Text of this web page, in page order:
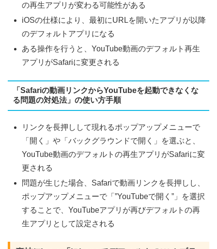
の再生アプリが変わる可能性がある
iOSの仕様により、最初にURLを開いたアプリが以降
のデフォルトアプリになる
ある操作を行うと、YouTube動画のデフォルト再生
アプリがSafariに変更される
「Safariの動画リンクからYouTubeを起動できなくな
る問題の対処法」の使い方手順
リンクを長押しして現れるポップアップメニューで
「開く」や「バックグラウンドで開く」を選ぶと、
YouTube動画のデフォルトの再生アプリがSafariに変
更される
問題が生じた場合、Safariで動画リンクを長押しし、
ポップアップメニューで「”YouTubeで開く”」を選択
することで、YouTubeアプリが再びデフォルトの再
生アプリとして設定される